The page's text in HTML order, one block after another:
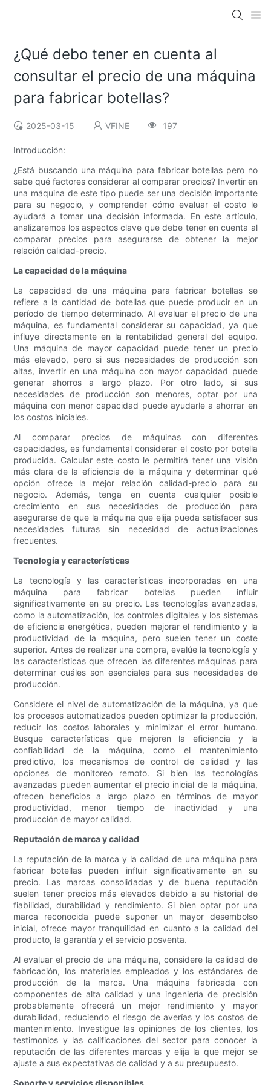
¿Qué debo tener en cuenta al
consultar el precio de una máquina
para fabricar botellas?
2025-03-15 VFINE 197
Introducción:
¿Está buscando una máquina para fabricar botellas pero no
sabe qué factores considerar al comparar precios? Invertir en
una máquina de este tipo puede ser una decisión importante
para su negocio, y comprender cómo evaluar el costo le
ayudará a tomar una decisión informada. En este artículo,
analizaremos los aspectos clave que debe tener en cuenta al
comparar precios para asegurarse de obtener la mejor
relación calidad-precio.
La capacidad de la máquina
La capacidad de una máquina para fabricar botellas se
refiere a la cantidad de botellas que puede producir en un
período de tiempo determinado. Al evaluar el precio de una
máquina, es fundamental considerar su capacidad, ya que
influye directamente en la rentabilidad general del equipo.
Una máquina de mayor capacidad puede tener un precio
más elevado, pero si sus necesidades de producción son
altas, invertir en una máquina con mayor capacidad puede
generar ahorros a largo plazo. Por otro lado, si sus
necesidades de producción son menores, optar por una
máquina con menor capacidad puede ayudarle a ahorrar en
los costos iniciales.
Al comparar precios de máquinas con diferentes
capacidades, es fundamental considerar el costo por botella
producida. Calcular este costo le permitirá tener una visión
más clara de la eficiencia de la máquina y determinar qué
opción ofrece la mejor relación calidad-precio para su
negocio. Además, tenga en cuenta cualquier posible
crecimiento en sus necesidades de producción para
asegurarse de que la máquina que elija pueda satisfacer sus
necesidades futuras sin necesidad de actualizaciones
frecuentes.
Tecnología y características
La tecnología y las características incorporadas en una
máquina para fabricar botellas pueden influir
significativamente en su precio. Las tecnologías avanzadas,
como la automatización, los controles digitales y los sistemas
de eficiencia energética, pueden mejorar el rendimiento y la
productividad de la máquina, pero suelen tener un coste
superior. Antes de realizar una compra, evalúe la tecnología y
las características que ofrecen las diferentes máquinas para
determinar cuáles son esenciales para sus necesidades de
producción.
Considere el nivel de automatización de la máquina, ya que
los procesos automatizados pueden optimizar la producción,
reducir los costos laborales y minimizar el error humano.
Busque características que mejoren la eficiencia y la
confiabilidad de la máquina, como el mantenimiento
predictivo, los mecanismos de control de calidad y las
opciones de monitoreo remoto. Si bien las tecnologías
avanzadas pueden aumentar el precio inicial de la máquina,
ofrecen beneficios a largo plazo en términos de mayor
productividad, menor tiempo de inactividad y una
producción de mayor calidad.
Reputación de marca y calidad
La reputación de la marca y la calidad de una máquina para
fabricar botellas pueden influir significativamente en su
precio. Las marcas consolidadas y de buena reputación
suelen tener precios más elevados debido a su historial de
fiabilidad, durabilidad y rendimiento. Si bien optar por una
marca reconocida puede suponer un mayor desembolso
inicial, ofrece mayor tranquilidad en cuanto a la calidad del
producto, la garantía y el servicio posventa.
Al evaluar el precio de una máquina, considere la calidad de
fabricación, los materiales empleados y los estándares de
producción de la marca. Una máquina fabricada con
componentes de alta calidad y una ingeniería de precisión
probablemente ofrecerá un mejor rendimiento y mayor
durabilidad, reduciendo el riesgo de averías y los costos de
mantenimiento. Investigue las opiniones de los clientes, los
testimonios y las calificaciones del sector para conocer la
reputación de las diferentes marcas y elija la que mejor se
ajuste a sus expectativas de calidad y a su presupuesto.